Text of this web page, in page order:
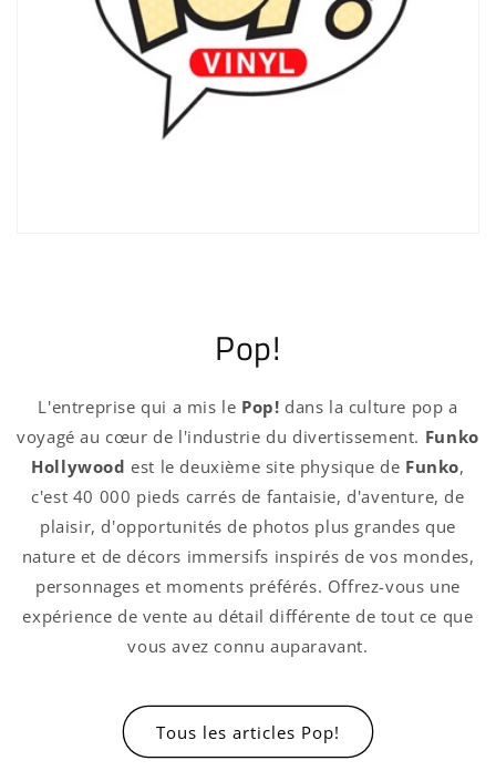
Pop!
L'entreprise qui a mis le Pop! dans la culture pop a
voyagé au cœur de l'industrie du divertissement. Funko
Hollywood est le deuxième site physique de Funko,
c'est 40 000 pieds carrés de fantaisie, d'aventure, de
plaisir, d'opportunités de photos plus grandes que
nature et de décors immersifs inspirés de vos mondes,
personnages et moments préférés. Offrez-vous une
expérience de vente au détail différente de tout ce que
vous avez connu auparavant.
Tous les articles Pop!